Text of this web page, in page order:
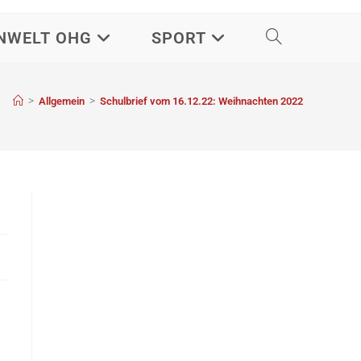
OHG SPORT
> Allgemein > Schulbrief vom 16.12.22: Weihnachten 2022